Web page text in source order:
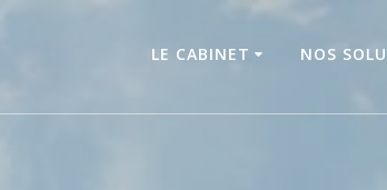
LE CABINET NOS